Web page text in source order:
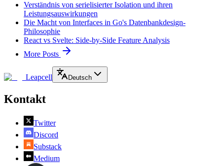
Verständnis von serielisierter Isolation und ihren
Leistungsauswirkungen
Die Macht von Interfaces in Go's Datenbankdesign-
Philosophie
React vs Svelte: Side-by-Side Feature Analysis
More Posts
Leapcell Deutsch
Kontakt
Twitter
Discord
Substack
Medium